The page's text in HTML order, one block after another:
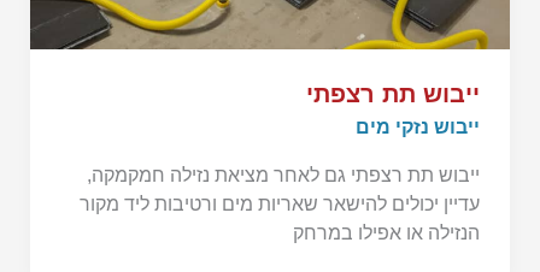
ייבוש תת רצפתי
ייבוש נזקי מים
ייבוש תת רצפתי גם לאחר מציאת נזילה חמקמקה,
עדיין יכולים להישאר שאריות מים ורטיבות ליד מקור
הנזילה או אפילו במרחק